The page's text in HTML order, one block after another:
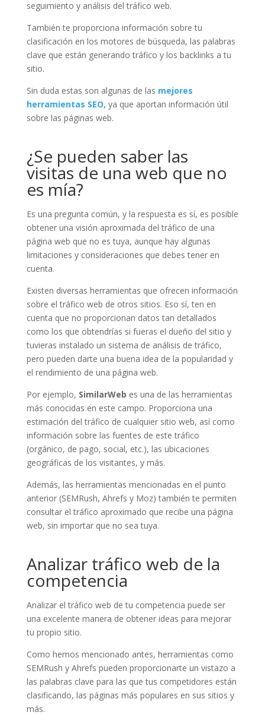
seguimiento y análisis del tráfico web.
También te proporciona información sobre tu
clasificación en los motores de búsqueda, las palabras
clave que están generando tráfico y los backlinks a tu
sitio.
Sin duda estas son algunas de las mejores
herramientas SEO, ya que aportan información útil
sobre las páginas web.
¿Se pueden saber las
visitas de una web que no
es mía?
Es una pregunta común, y la respuesta es sí, es posible
obtener una visión aproximada del tráfico de una
página web que no es tuya, aunque hay algunas
limitaciones y consideraciones que debes tener en
cuenta.
Existen diversas herramientas que ofrecen información
sobre el tráfico web de otros sitios. Eso sí, ten en
cuenta que no proporcionan datos tan detallados
como los que obtendrías si fueras el dueño del sitio y
tuvieras instalado un sistema de análisis de tráfico,
pero pueden darte una buena idea de la popularidad y
el rendimiento de una página web.
Por ejemplo, SimilarWeb es una de las herramientas
más conocidas en este campo. Proporciona una
estimación del tráfico de cualquier sitio web, así como
información sobre las fuentes de este tráfico
(orgánico, de pago, social, etc.), las ubicaciones
geográficas de los visitantes, y más.
Además, las herramientas mencionadas en el punto
anterior (SEMRush, Ahrefs y Moz) también te permiten
consultar el tráfico aproximado que recibe una página
web, sin importar que no sea tuya.
Analizar tráfico web de la
competencia
Analizar el tráfico web de tu competencia puede ser
una excelente manera de obtener ideas para mejorar
tu propio sitio.
Como hemos mencionado antes, herramientas como
SEMRush y Ahrefs pueden proporcionarte un vistazo a
las palabras clave para las que tus competidores están
clasificando, las páginas más populares en sus sitios y
más.